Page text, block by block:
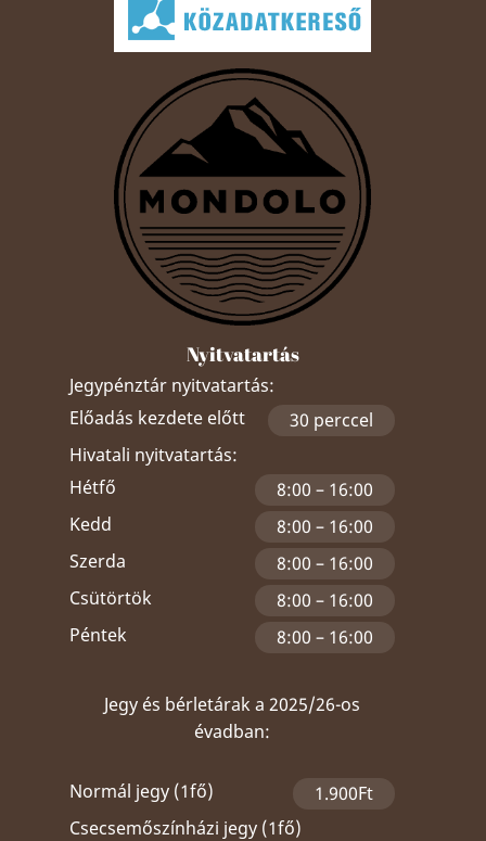
Nyitvatartás
Jegypénztár nyitvatartás:
Előadás kezdete előtt
30 perccel
Hivatali nyitvatartás:
Hétfő
8:00 – 16:00
Kedd
8:00 – 16:00
Szerda
8:00 – 16:00
Csütörtök
8:00 – 16:00
Péntek
8:00 – 16:00
Jegy és bérletárak a 2025/26-os
évadban:
Normál jegy (1fő)
1.900Ft
Csecsemőszínházi jegy (1fő)